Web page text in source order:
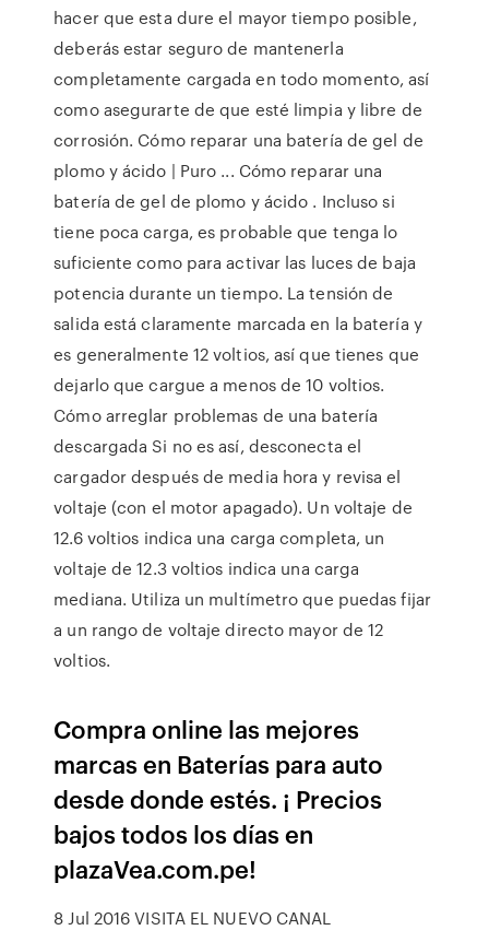
hacer que esta dure el mayor tiempo posible,
deberás estar seguro de mantenerla
completamente cargada en todo momento, así
como asegurarte de que esté limpia y libre de
corrosión. Cómo reparar una batería de gel de
plomo y ácido | Puro ... Cómo reparar una
batería de gel de plomo y ácido . Incluso si
tiene poca carga, es probable que tenga lo
suficiente como para activar las luces de baja
potencia durante un tiempo. La tensión de
salida está claramente marcada en la batería y
es generalmente 12 voltios, así que tienes que
dejarlo que cargue a menos de 10 voltios.
Cómo arreglar problemas de una batería
descargada Si no es así, desconecta el
cargador después de media hora y revisa el
voltaje (con el motor apagado). Un voltaje de
12.6 voltios indica una carga completa, un
voltaje de 12.3 voltios indica una carga
mediana. Utiliza un multímetro que puedas fijar
a un rango de voltaje directo mayor de 12
voltios.
Compra online las mejores
marcas en Baterías para auto
desde donde estés. ¡ Precios
bajos todos los días en
plazaVea.com.pe!
8 Jul 2016 VISITA EL NUEVO CANAL